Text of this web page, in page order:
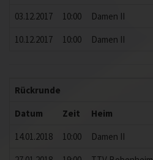
03.12.2017
10:00 Damen II
10.12.2017
10:00 Damen II
Rückrunde
Datum
Zeit Heim
14.01.2018
10:00 Damen II